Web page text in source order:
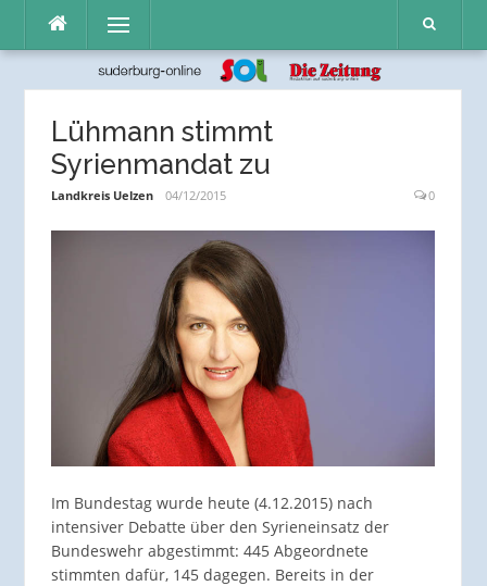
Inhalt
Menü
Lühmann stimmt
Syrienmandat zu
Landkreis Uelzen 04/12/2015 0
Im Bundestag wurde heute (4.12.2015) nach
intensiver Debatte über den Syrieneinsatz der
Bundeswehr abgestimmt: 445 Abgeordnete
stimmten dafür, 145 dagegen. Bereits in der